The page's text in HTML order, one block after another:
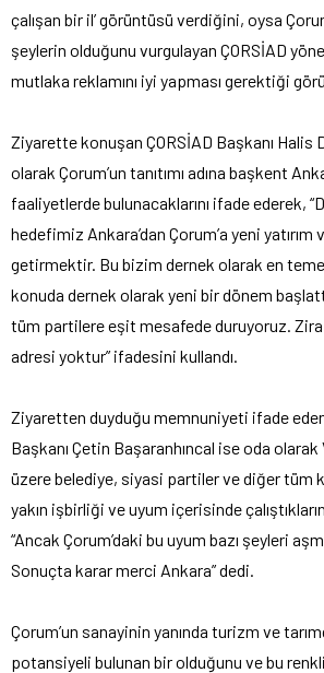
çalışan bir il’ görüntüsü verdiğini, oysa
şeylerin olduğunu vurgulayan ÇORSİAD
mutlaka reklamını iyi yapması gerektiği
Ziyarette konuşan ÇORSİAD Başkanı Halis
olarak Çorum’un tanıtımı adına başkent
faaliyetlerde bulunacaklarını ifade ederek,
hedefimiz Ankara’dan Çorum’a yeni yatırım
getirmektir. Bu bizim dernek olarak en
konuda dernek olarak yeni bir dönem
tüm partilere eşit mesafede duruyoruz.
adresi yoktur” ifadesini kullandı.
Ziyaretten duyduğu memnuniyeti ifade
Başkanı Çetin Başaranhıncal ise oda
üzere belediye, siyasi partiler ve diğer tüm
yakın işbirliği ve uyum içerisinde
“Ancak Çorum’daki bu uyum bazı şeyleri
Sonuçta karar merci Ankara” dedi.
Çorum’un sanayinin yanında turizm ve
potansiyeli bulunan bir olduğunu ve bu